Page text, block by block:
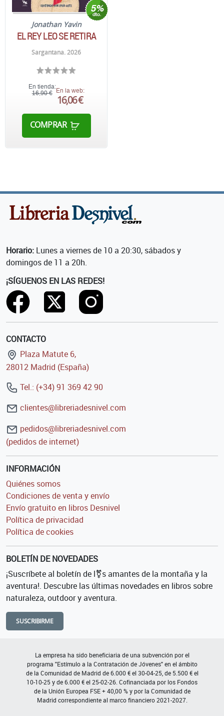
Jonathan Yavin
EL REY LEO SE RETIRA
Sargantana. 2026
En tienda:
16,90 € En la web:
16,06 €
COMPRAR
Horario: Lunes a viernes de 10 a 20:30, sábados y
domingos de 11 a 20h.
¡SÍGUENOS EN LAS REDES!
CONTACTO
Plaza Matute 6,
28012 Madrid (España)
Tel.: (+34) 91 369 42 90
clientes@libreriadesnivel.com
pedidos@libreriadesnivel.com
(pedidos de internet)
INFORMACIÓN
Quiénes somos
Condiciones de venta y envío
Envío gratuito en libros Desnivel
Política de privacidad
Política de cookies
BOLETÍN DE NOVEDADES
¡Suscríbete al boletín de l⚧s amantes de la montaña y la
aventura!. Descubre las últimas novedades en libros sobre
naturaleza, outdoor y aventura.
SUSCRIBIRME
La empresa ha sido beneficiaria de una subvención por el
programa "Estímulo a la Contratación de Jóvenes" en el ámbito
de la Comunidad de Madrid de 6.000 € el 30-04-25, de 5.500 € el
10-10-25 y de 6.000 € el 25-02-26. Cofinanciada por los Fondos
de la Unión Europea FSE + 40,00 % y por la Comunidad de
Madrid correspondiente al marco financiero 2021-2027.